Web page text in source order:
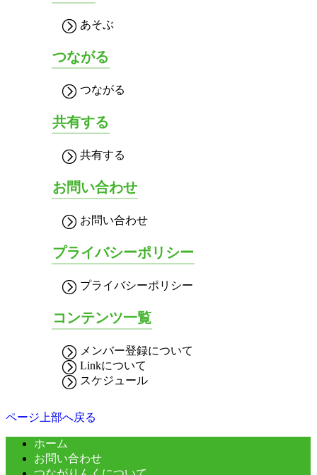
あそぶ
つながる
つながる
共有する
共有する
お問い合わせ
お問い合わせ
プライバシーポリシー
プライバシーポリシー
コンテンツ一覧
メンバー登録について
Linkについて
スケジュール
ページ上部へ戻る
ホーム
お問い合わせ